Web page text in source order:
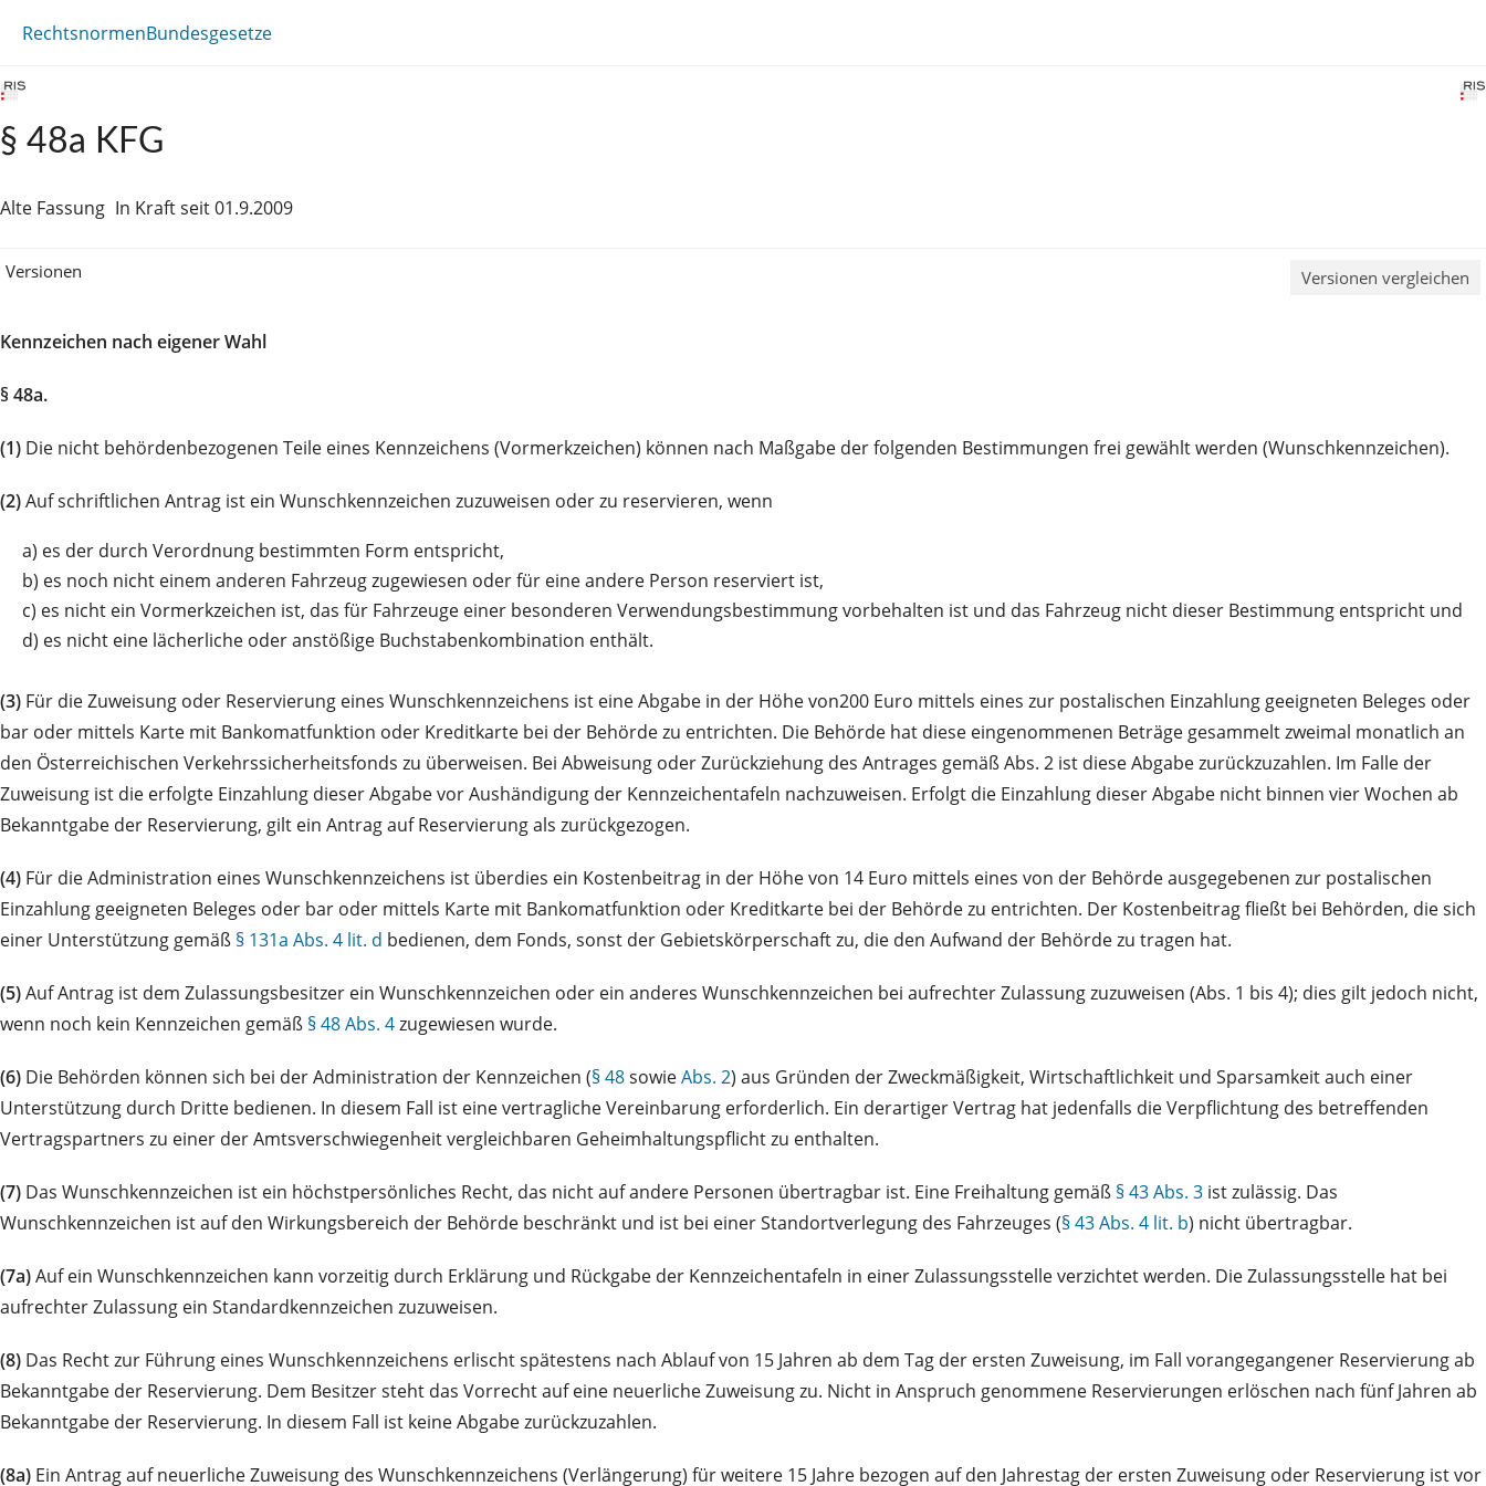
RechtsnormenBundesgesetze
§ 48a KFG
Alte Fassung In Kraft seit 01.9.2009
Versionen Versionen vergleichen
Kennzeichen nach eigener Wahl
§ 48a.
(1) Die nicht behördenbezogenen Teile eines Kennzeichens (Vormerkzeichen) können nach Maßgabe der folgenden Bestimmungen frei gewählt werden (Wunschkennzeichen).
(2)Auf schriftlichen Antrag ist ein Wunschkennzeichen zuzuweisen oder zu reservieren, wenn
a) es der durch Verordnung bestimmten Form entspricht,
b) es noch nicht einem anderen Fahrzeug zugewiesen oder für eine andere Person reserviert ist,
c) es nicht ein Vormerkzeichen ist, das für Fahrzeuge einer besonderen Verwendungsbestimmung vorbehalten ist und das Fahrzeug nicht dieser Bestimmung entspricht und
d) es nicht eine lächerliche oder anstößige Buchstabenkombination enthält.
(3) Für die Zuweisung oder Reservierung eines Wunschkennzeichens ist eine Abgabe in der Höhe von200 Euro mittels eines zur postalischen Einzahlung geeigneten Beleges oder
bar oder mittels Karte mit Bankomatfunktion oder Kreditkarte bei der Behörde zu entrichten. Die Behörde hat diese eingenommenen Beträge gesammelt zweimal monatlich an
den Österreichischen Verkehrssicherheitsfonds zu überweisen. Bei Abweisung oder Zurückziehung des Antrages gemäß Abs. 2 ist diese Abgabe zurückzuzahlen. Im Falle der
Zuweisung ist die erfolgte Einzahlung dieser Abgabe vor Aushändigung der Kennzeichentafeln nachzuweisen. Erfolgt die Einzahlung dieser Abgabe nicht binnen vier Wochen ab
Bekanntgabe der Reservierung, gilt ein Antrag auf Reservierung als zurückgezogen.
(4) Für die Administration eines Wunschkennzeichens ist überdies ein Kostenbeitrag in der Höhe von 14 Euro mittels eines von der Behörde ausgegebenen zur postalischen
Einzahlung geeigneten Beleges oder bar oder mittels Karte mit Bankomatfunktion oder Kreditkarte bei der Behörde zu entrichten. Der Kostenbeitrag fließt bei Behörden, die sich
einer Unterstützung gemäß § 131a Abs. 4 lit. d bedienen, dem Fonds, sonst der Gebietskörperschaft zu, die den Aufwand der Behörde zu tragen hat.
(5)Auf Antrag ist dem Zulassungsbesitzer ein Wunschkennzeichen oder ein anderes Wunschkennzeichen bei aufrechter Zulassung zuzuweisen (Abs. 1 bis 4); dies gilt jedoch nicht,
wenn noch kein Kennzeichen gemäß § 48 Abs. 4zugewiesen wurde.
(6) Die Behörden können sich bei der Administration der Kennzeichen (§ 48sowieAbs. 2) aus Gründen der Zweckmäßigkeit, Wirtschaftlichkeit und Sparsamkeit auch einer
Unterstützung durch Dritte bedienen. In diesem Fall ist eine vertragliche Vereinbarung erforderlich. Ein derartiger Vertrag hat jedenfalls die Verpflichtung des betreffenden
Vertragspartners zu einer der Amtsverschwiegenheit vergleichbaren Geheimhaltungspflicht zu enthalten.
(7) Das Wunschkennzeichen ist ein höchstpersönliches Recht, das nicht auf andere Personen übertragbar ist. Eine Freihaltung gemäß § 43 Abs. 3 ist zulässig. Das
Wunschkennzeichen ist auf den Wirkungsbereich der Behörde beschränkt und ist bei einer Standortverlegung des Fahrzeuges (§ 43 Abs. 4 lit. b) nicht übertragbar.
(7a)Auf ein Wunschkennzeichen kann vorzeitig durch Erklärung und Rückgabe der Kennzeichentafeln in einer Zulassungsstelle verzichtet werden. Die Zulassungsstelle hat bei
aufrechter Zulassung ein Standardkennzeichen zuzuweisen.
(8) Das Recht zur Führung eines Wunschkennzeichens erlischt spätestens nach Ablauf von 15 Jahren ab dem Tag der ersten Zuweisung, im Fall vorangegangener Reservierung ab
Bekanntgabe der Reservierung. Dem Besitzer steht das Vorrecht auf eine neuerliche Zuweisung zu. Nicht in Anspruch genommene Reservierungen erlöschen nach fünf Jahren ab
Bekanntgabe der Reservierung. In diesem Fall ist keine Abgabe zurückzuzahlen.
(8a) Ein Antrag auf neuerliche Zuweisung des Wunschkennzeichens (Verlängerung) für weitere 15 Jahre bezogen auf den Jahrestag der ersten Zuweisung oder Reservierung ist vor